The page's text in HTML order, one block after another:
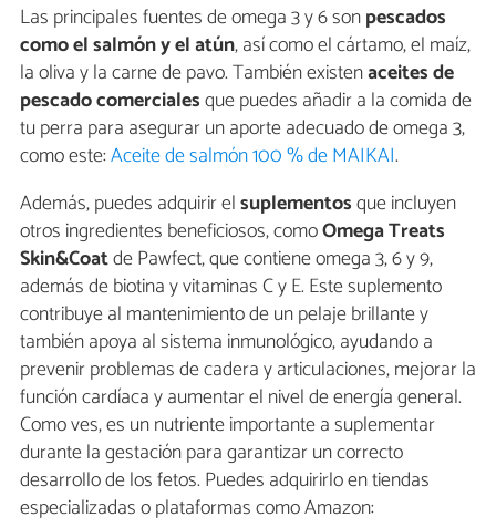
Las principales fuentes de omega 3 y 6 sonpescados
como el salmón y el atún, así como el cártamo, el maíz,
la oliva y la carne de pavo. También existenaceites de
pescado comercialesque puedes añadir a la comida de
tu perra para asegurar un aporte adecuado de omega 3,
como este:Aceite de salmón 100 % de MAIKAI.
Además, puedes adquirir elsuplementosque incluyen
otros ingredientes beneficiosos, comoOmega Treats
Skin&Coatde Pawfect, que contiene omega 3, 6 y 9,
además de biotina y vitaminas C y E. Este suplemento
contribuye al mantenimiento de un pelaje brillante y
también apoya al sistema inmunológico, ayudando a
prevenir problemas de cadera y articulaciones, mejorar la
función cardíaca y aumentar el nivel de energía general.
Como ves, es un nutriente importante a suplementar
durante la gestación para garantizar un correcto
desarrollo de los fetos. Puedes adquirirlo en tiendas
especializadas o plataformas como Amazon: